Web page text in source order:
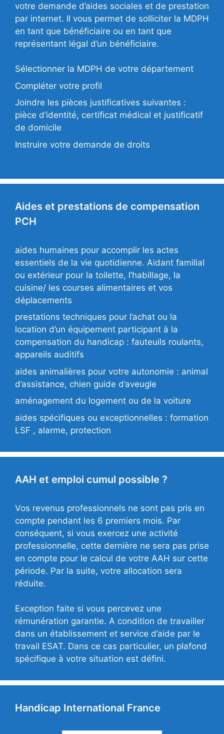
votre demande d’aides sociales et de prestation
par internet. Il vous permet de solliciter la MDPH
en tant que bénéficiaire ou en tant que
représentant légal d’un bénéficiaire.
Sélectionner la MDPH de votre département
Compléter votre profil
Joindre les pièces justificatives suivantes :
pièce d’identité, certificat médical et justificatif
de domicile
Instruire votre demande de droits
Aides et prestations de compensation
PCH
aides humaines pour accomplir les actes
essentiels de la vie quotidienne. Aidant familial
ou extérieur pour la toilette, l’habillage, la
cuisine/ les courses alimentaires et vos
déplacements
prestations techniques pour l’achat ou la
location d’un équipement participant à la
compensation du handicap : fauteuils roulants,
appareils auditifs
aides animalières pour votre autonomie : animal
d’assistance, chien guide d’aveugle
aménagement du logement ou de la voiture
aides spécifiques ou exceptionnelles : formation
LSF , alarme, protection
AAH et emploi cumul possible ?
Vos revenus professionnels ne sont pas pris en
compte pendant les 6 premiers mois. Par
conséquent, si vous exercez une activité
professionnelle, cette dernière ne sera pas prise
en compte pour le calcul de votre AAH sur cette
période. Par la suite, votre allocation sera
réduite.
Exception faite si vous percevez une
rémunération garantie. A condition de travailler
dans un établissement et service d’aide par le
travail ESAT. Dans ce cas particulier, un plafond
spécifique à votre situation est défini.
Handicap International France